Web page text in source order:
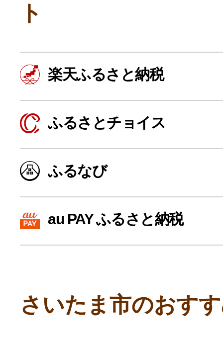
ふるさと納税徹底比較
寄付上限額シミュレーション
給与所得者版
ト
楽天ふるさと納税
ふるさとチョイス
ふるなび
au PAY ふるさと納税
さいたま市のおす